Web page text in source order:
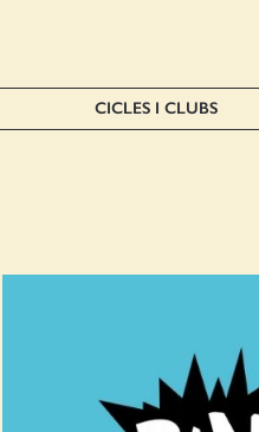
CICLES I CLUBS